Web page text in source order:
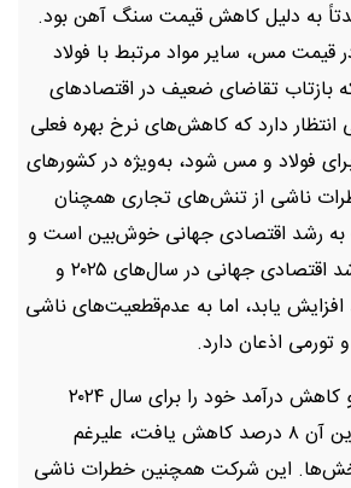
عمدتاً به دلیل کاهش قیمت سنگ آهن بود.
قیمت مس، سایر مواد مرتبط با فولاد
تقاضای ضعیف در اقتصادهای
دارد که کاهش‌های نرخ بهره فعلی
فولاد و مس شود، به‌ویژه در کشورهای
ناشی از تنش‌های تجاری همچنان
رشد اقتصادی جهانی خوش‌بین است و
پیش‌بینی می‌کند که رشد اقتصادی جهانی در سال‌های ۲۰۲۵ و
میزان ۳ درصد افزایش یابد، اما به عدم‌قطعیت‌های ناشی
اذعان دارد.
به طور مشابه، ریو تینتو کاهش درآمد خود را برای سال ۲۰۲۴
گزارش کرد و درآمد زیرین آن ۸ درصد کاهش یافت، علیرغم
این شرکت همچنین خطرات ناشی